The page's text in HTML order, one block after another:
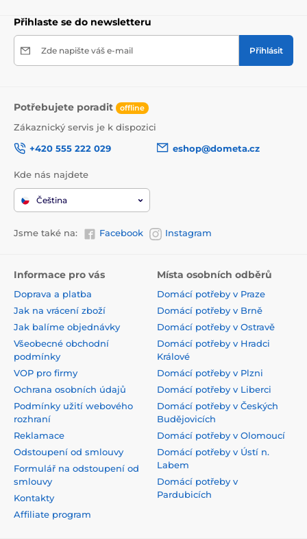
Přihlaste se do newsletteru
Zde napište váš e-mail Přihlásit
Potřebujete poradit offline
Zákaznický servis je k dispozici
+420 555 222 029
eshop@dometa.cz
Kde nás najdete
Čeština
Jsme také na: Facebook Instagram
Informace pro vás
Doprava a platba
Jak na vrácení zboží
Jak balíme objednávky
Všeobecné obchodní
podmínky
VOP pro firmy
Ochrana osobních údajů
Podmínky užití webového
rozhraní
Reklamace
Odstoupení od smlouvy
Formulář na odstoupení od
smlouvy
Kontakty
Affiliate program
Místa osobních odběrů
Domácí potřeby v Praze
Domácí potřeby v Brně
Domácí potřeby v Ostravě
Domácí potřeby v Hradci
Králové
Domácí potřeby v Plzni
Domácí potřeby v Liberci
Domácí potřeby v Českých
Budějovicích
Domácí potřeby v Olomoucí
Domácí potřeby v Ústí n.
Labem
Domácí potřeby v
Pardubicích